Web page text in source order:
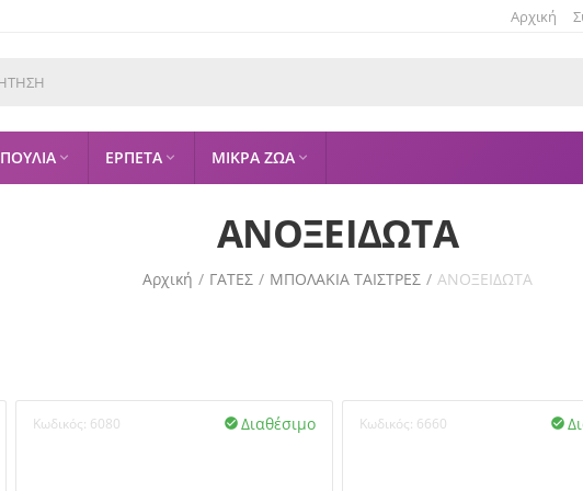
Αρχική
ΠΟΥΛΙΑ  ΕΡΠΕΤΑ  ΜΙΚΡΑ ΖΩΑ 
ΑΝΟΞΕΙΔΩΤΑ
Αρχική / ΓΑΤΕΣ / ΜΠΟΛΑΚΙΑ ΤΑΙΣΤΡΕΣ / ΑΝΟΞΕΙΔΩΤΑ
Κωδικός: 6080 Διαθέσιμο
 Κωδικός: 6660 